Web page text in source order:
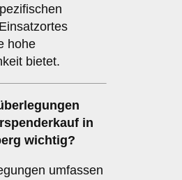
hohe
bietet.
in
wichtig?
umfassen